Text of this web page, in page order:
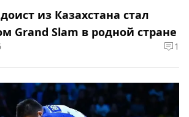
из Казахстана стал
Grand Slam в родной стране
1